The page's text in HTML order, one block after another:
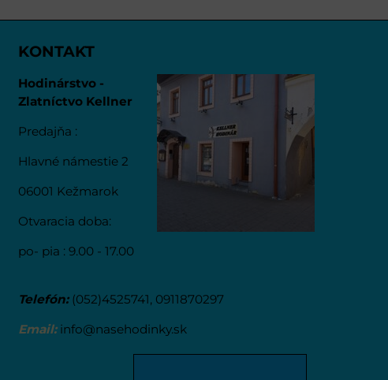
KONTAKT
Hodinárstvo -
Zlatníctvo Kellner
Predajňa :
Hlavné námestie 2
06001 Kežmarok
Otvaracia doba:
po- pia : 9.00 - 17.00
Telefón:(052)4525741, 0911870297
Email: info@nasehodinky.sk